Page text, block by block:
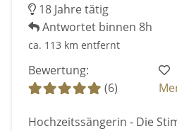
18 Jahre tätig
Antwortet binnen 8h
ca. 113 km entfernt
Bewertung:
(6)
Hochzeitssängerin - Die